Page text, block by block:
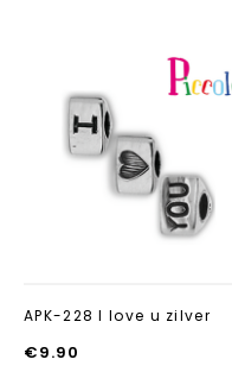
APK-228 I love u zilver
€9.90